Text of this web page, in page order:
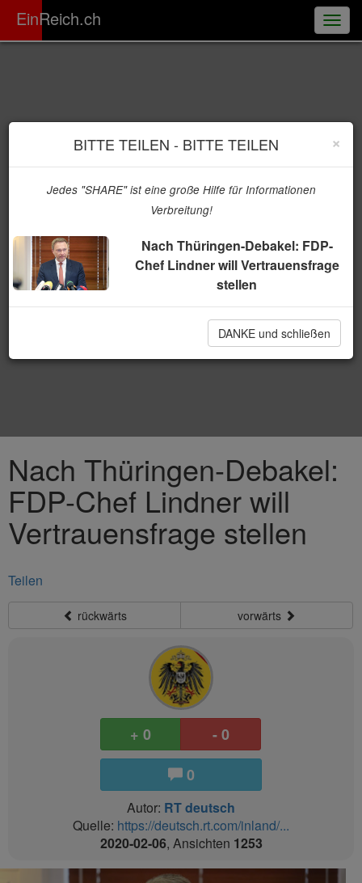
EinReich.ch
ER
Nach Thüringen-Debakel:
FDP-Chef Lindner will
Vertrauensfrage stellen
Teilen
rückwärts vorwärts
+ 0
- 0
0
Autor: RT deutsch
Quelle: https://deutsch.rt.com/inland/...
2020-02-06, Ansichten 1253
×
BITTE TEILEN - BITTE TEILEN
Jedes "SHARE" ist eine große Hilfe für Informationen
Verbreitung!
Nach Thüringen-Debakel: FDP-
Chef Lindner will Vertrauensfrage
stellen
DANKE und schließen